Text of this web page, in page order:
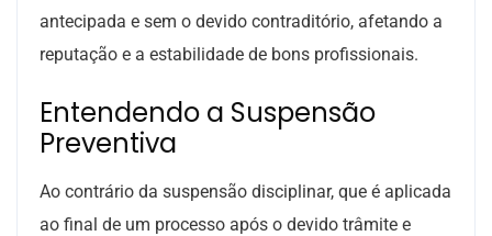
antecipada e sem o devido contraditório, afetando a
reputação e a estabilidade de bons profissionais.
Entendendo a Suspensão
Preventiva
Ao contrário da suspensão disciplinar, que é aplicada
ao final de um processo após o devido trâmite e